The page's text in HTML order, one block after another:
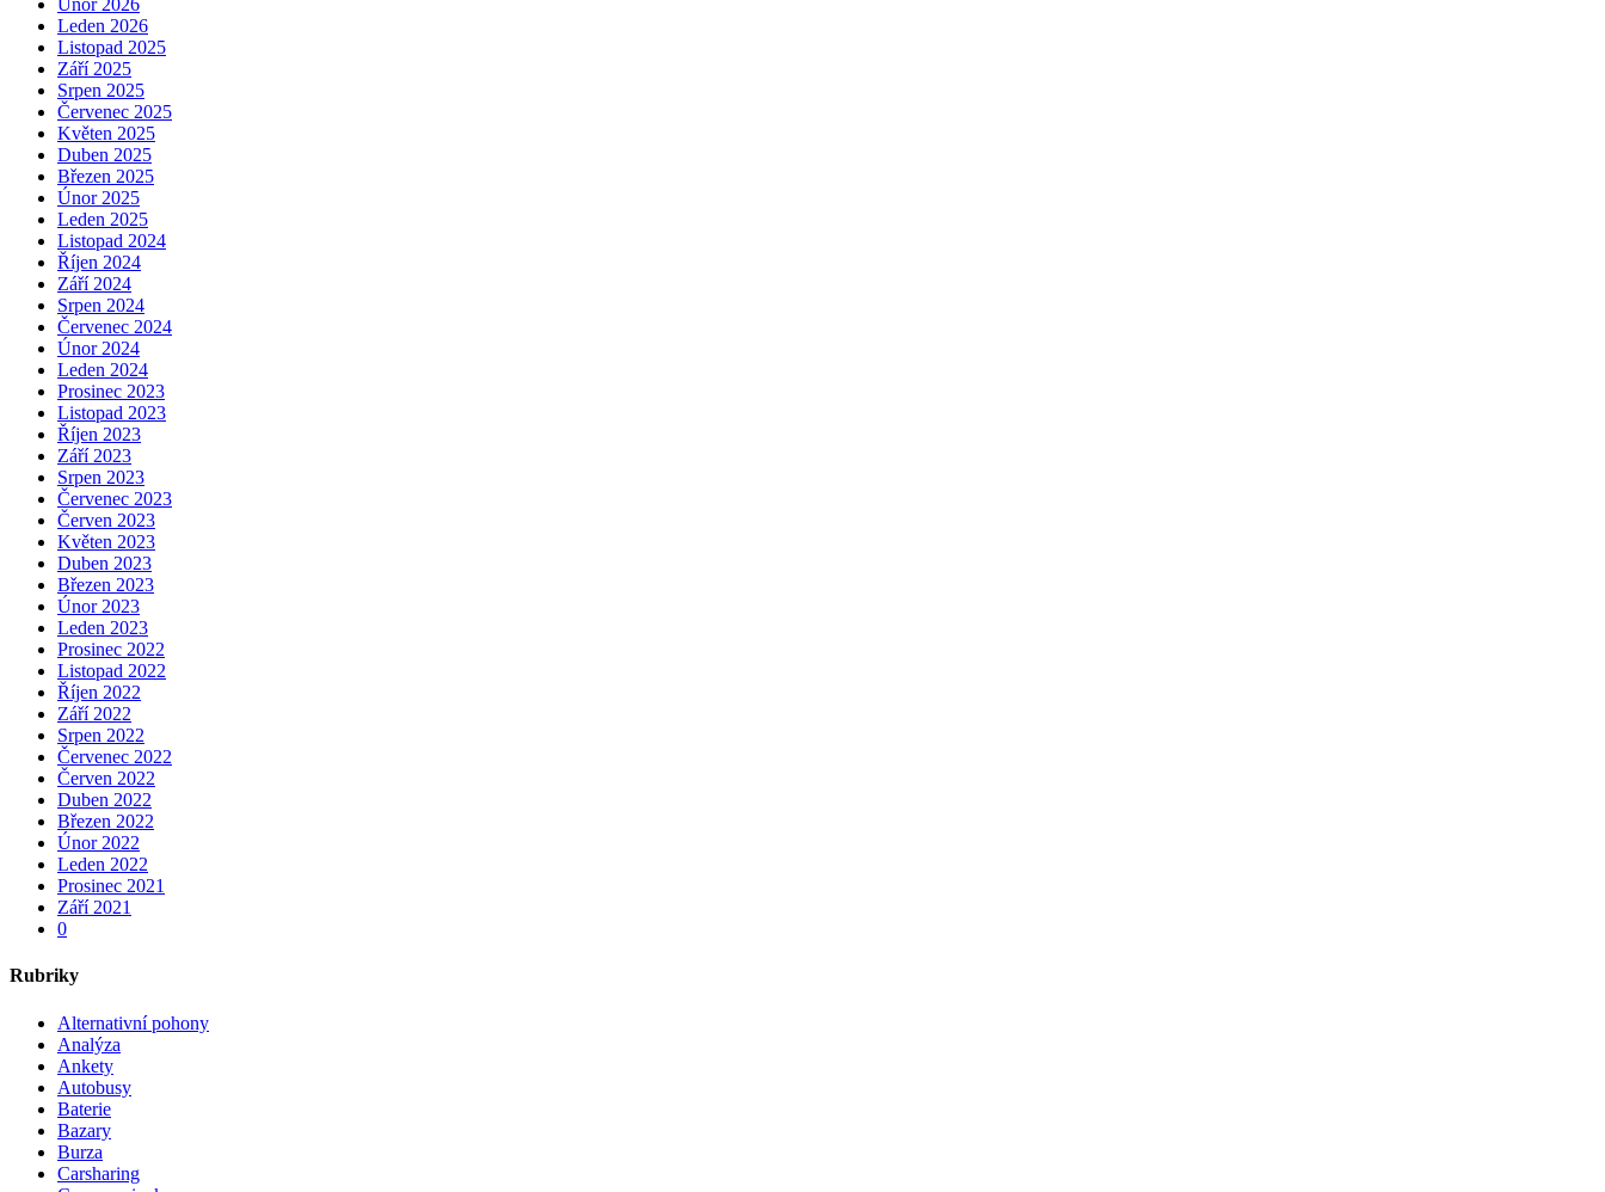
Únor 2026
Leden 2026
Listopad 2025
Září 2025
Srpen 2025
Červenec 2025
Květen 2025
Duben 2025
Březen 2025
Únor 2025
Leden 2025
Listopad 2024
Říjen 2024
Září 2024
Srpen 2024
Červenec 2024
Únor 2024
Leden 2024
Prosinec 2023
Listopad 2023
Říjen 2023
Září 2023
Srpen 2023
Červenec 2023
Červen 2023
Květen 2023
Duben 2023
Březen 2023
Únor 2023
Leden 2023
Prosinec 2022
Listopad 2022
Říjen 2022
Září 2022
Srpen 2022
Červenec 2022
Červen 2022
Duben 2022
Březen 2022
Únor 2022
Leden 2022
Prosinec 2021
Září 2021
0
Rubriky
Alternativní pohony
Analýza
Ankety
Autobusy
Baterie
Bazary
Burza
Carsharing